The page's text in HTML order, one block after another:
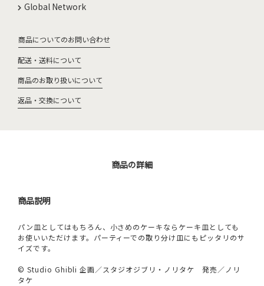
Global Network
商品についてのお問い合わせ
配送・送料について
商品のお取り扱いについて
返品・交換について
商品の詳細
商品説明
パン皿としてはもちろん、小さめのケーキならケーキ皿としても
お使いいただけます。パーティーでの取り分け皿にもピッタリのサ
イズです。
© Studio Ghibli 企画／スタジオジブリ・ノリタケ 発売／ノリ
タケ